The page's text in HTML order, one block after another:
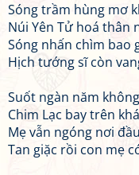
Sóng trầm hùng mơ
Núi Yên Tử hoá thân
Sóng nhấn chìm bao
Hịch tướng sĩ còn
Suốt ngàn năm
Chim Lạc bay trên
Mẹ vẫn ngóng nơi
Tan giặc rồi con mẹ